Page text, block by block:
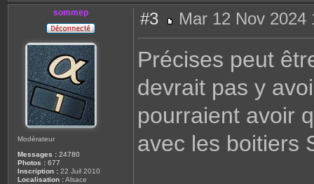
sommep
Modérateur
Messages : 24780
Photos : 677
Inscription : 22 Juil 2010
Localisation :Alsace
#3
e
a
Mar 12 Nov 2024
Précises peut
devrait pas y
pourraient avoir
avec les boitiers